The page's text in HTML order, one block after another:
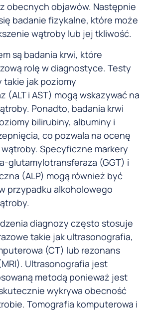
obecnych objawów. Następnie
badanie fizykalne, które może
wątroby lub jej tkliwość.
są badania krwi, które
rolę w diagnostyce. Testy
jak poziomy
(ALT i AST) mogą wskazywać na
Ponadto, badania krwi
bilirubiny, albuminy i
co pozwala na ocenę
Specyficzne markery
glutamylotransferaza (GGT) i
(ALP) mogą również być
przypadku alkoholowego
diagnozy często stosuje
takie jak ultrasonografia,
(CT) lub rezonans
Ultrasonografia jest
metodą ponieważ jest
wykrywa obecność
Tomografia komputerowa i